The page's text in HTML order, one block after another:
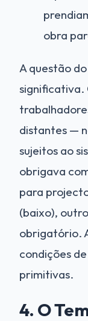
obra
A questão
significativa.
distantes —
sujeitos ao
obrigava
para
(baixo),
obrigatório.
condições
primitivas.
4. O